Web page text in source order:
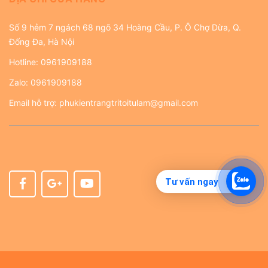
Tư vấn ngay
Số 9 hẻm 7 ngách 68 ngõ 34 Hoàng Cầu, P. Ô Chợ Dừa, Q.
Đống Đa, Hà Nội
Hotline: 0961909188
Zalo: 0961909188
Email hỗ trợ: phukientrangtritoitulam@gmail.com